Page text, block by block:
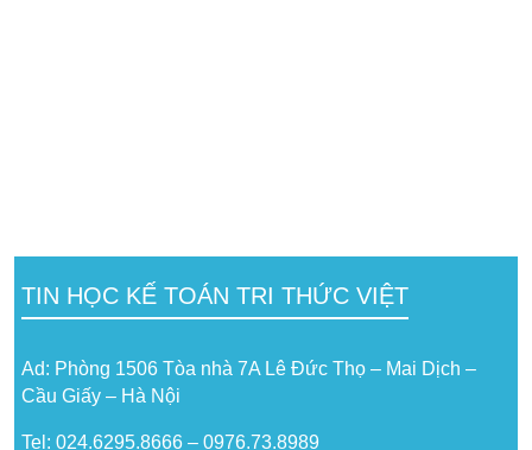
TIN HỌC KẾ TOÁN TRI THỨC VIỆT
Ad: Phòng 1506 Tòa nhà 7A Lê Đức Thọ – Mai Dịch –
Cầu Giấy – Hà Nội
Tel: 024.6295.8666 – 0976.73.8989